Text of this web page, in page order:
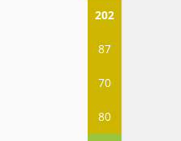
202
87
70
80